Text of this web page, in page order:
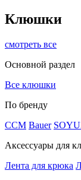
Клюшки
смотреть все
Основной раздел
Все клюшки
По бренду
CCM Bauer
Аксессуары для
Лента для крюка